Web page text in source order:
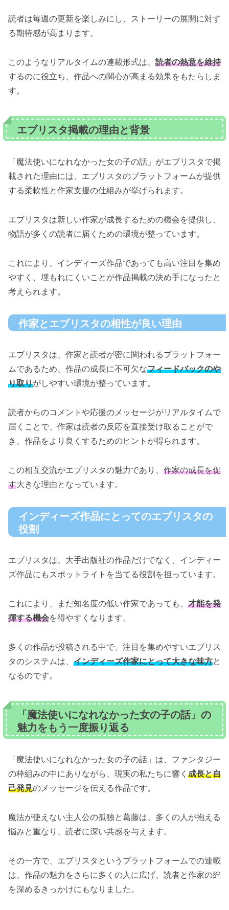
読者は毎週の更新を楽しみにし、ストーリーの展開に対す
る期待感が高まります。
このようなリアルタイムの連載形式は、 読者の熱意を維持
するのに役立ち、作品への関心が高まる効果をもたらしま
す。
エブリスタ掲載の理由と背景
「魔法使いになれなかった女の子の話」がエブリスタで掲
載された理由には、エブリスタのプラットフォームが提供
する柔軟性と作家支援の仕組みが挙げられます。
エブリスタは新しい作家が成長するための機会を提供し、
物語が多くの読者に届くための環境が整っています。
これにより、インディーズ作品であっても高い注目を集め
やすく、埋もれにくいことが作品掲載の決め手になったと
考えられます。
作家とエブリスタの相性が良い理由
エブリスタは、作家と読者が密に関われるプラットフォー
ムであるため、作品の成長に不可欠なフィードバックのや
り取りがしやすい環境が整っています。
読者からのコメントや応援のメッセージがリアルタイムで
届くことで、作家は読者の反応を直接受け取ることがで
き、作品をより良くするためのヒントが得られます。
この相互交流がエブリスタの魅力であり、 作家の成長を促
す大きな理由となっています。
インディーズ作品にとってのエブリスタの
役割
エブリスタは、大手出版社の作品だけでなく、インディー
ズ作品にもスポットライトを当てる役割を担っています。
これにより、まだ知名度の低い作家であっても、 才能を発
揮する機会を得やすくなります。
多くの作品が投稿される中で、注目を集めやすいエブリス
タのシステムは、 インディーズ作家にとって大きな味方と
なるのです。
「魔法使いになれなかった女の子の話」の
魅力をもう一度振り返る
「魔法使いになれなかった女の子の話」は、ファンタジー
の枠組みの中にありながら、現実の私たちに響く 成長と自
己発見のメッセージを伝える作品です。
魔法が使えない主人公の孤独と葛藤は、多くの人が抱える
悩みと重なり、読者に深い共感を与えます。
その一方で、エブリスタというプラットフォームでの連載
は、作品の魅力をさらに多くの人に広げ、読者と作家の絆
を深めるきっかけにもなりました。